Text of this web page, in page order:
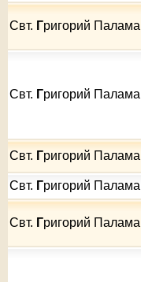
Свт. Григорий Палама
Свт. Григорий Палама
Свт. Григорий Палама
Свт. Григорий Палама
Свт. Григорий Палама